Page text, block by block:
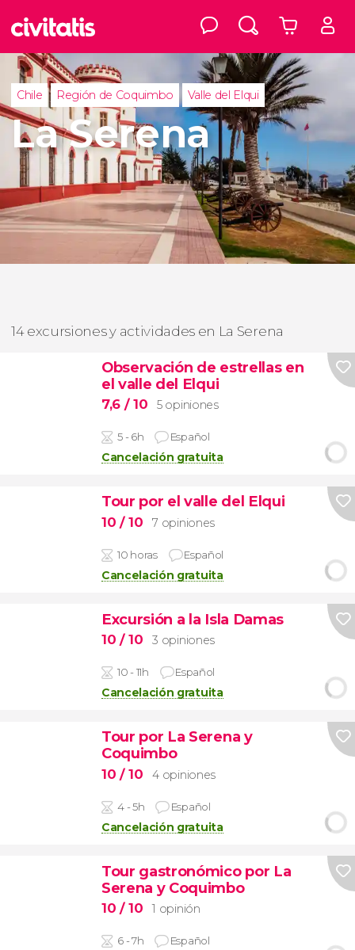
Chile Región de Coquimbo Valle del Elqui
La Serena
14 excursiones y actividades en La Serena
Observación de estrellas en
el valle del Elqui
7,6 / 10 5 opiniones
5 - 6h Español
Cancelación gratuita
Tour por el valle del Elqui
10 / 10 7 opiniones
10 horas Español
Cancelación gratuita
Excursión a la Isla Damas
10 / 10 3 opiniones
10 - 11h Español
Cancelación gratuita
Tour por La Serena y
Coquimbo
10 / 10 4 opiniones
4 - 5h Español
Cancelación gratuita
Tour gastronómico por La
Serena y Coquimbo
10 / 10 1 opinión
6 - 7h Español